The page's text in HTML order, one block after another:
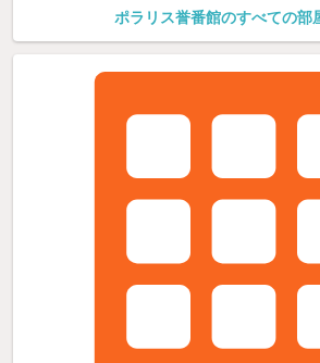
ポラリス誉番館のすべての部